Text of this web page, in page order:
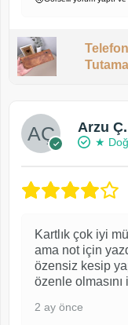
Arzu Ç.
★
Kartlık çok iyi
ama not için
özensiz kesip
özenle olmasını
2 ay önce